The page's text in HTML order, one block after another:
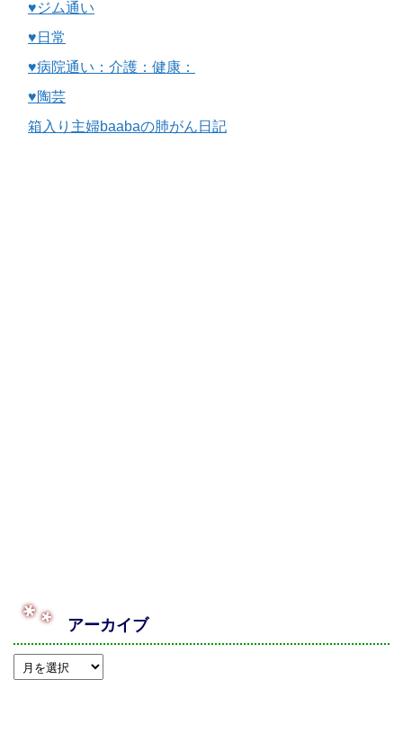
♥ジム通い
♥日常
♥病院通い：介護：健康：
♥陶芸
箱入り主婦baabaの肺がん日記
アーカイブ